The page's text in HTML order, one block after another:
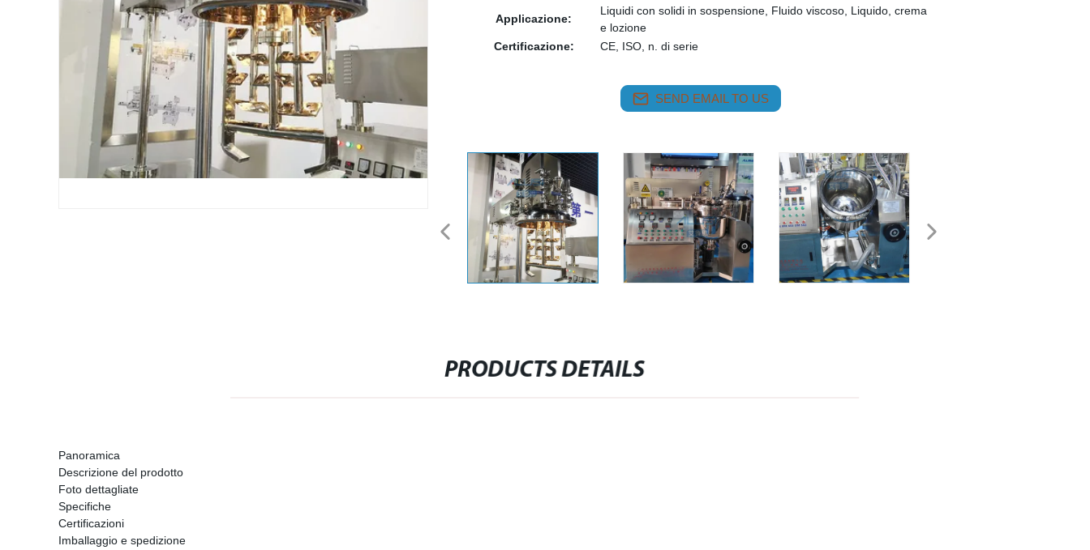
Applicazione:
Liquidi con solidi in sospensione, Fluido viscoso, Liquido, crema
e lozione
Certificazione:
CE, ISO, n. di serie
SEND EMAIL TO US
PRODUCTS DETAILS
Panoramica
Descrizione del prodotto
Foto dettagliate
Specifiche
Certificazioni
Imballaggio e spedizione